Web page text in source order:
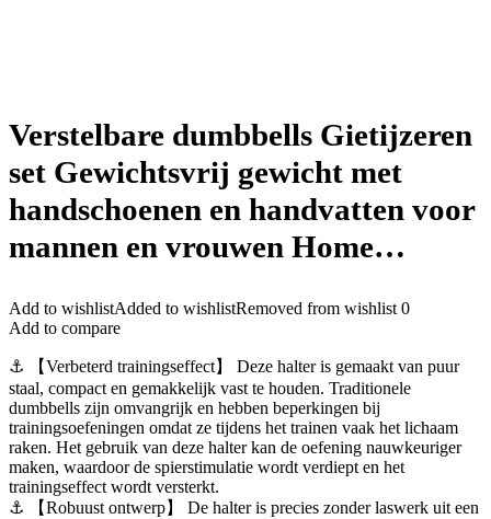
Verstelbare dumbbells Gietijzeren
set Gewichtsvrij gewicht met
handschoenen en handvatten voor
mannen en vrouwen Home…
Add to wishlistAdded to wishlistRemoved from wishlist 0
Add to compare
⚓ 【Verbeterd trainingseffect】 Deze halter is gemaakt van puur
staal, compact en gemakkelijk vast te houden. Traditionele
dumbbells zijn omvangrijk en hebben beperkingen bij
trainingsoefeningen omdat ze tijdens het trainen vaak het lichaam
raken. Het gebruik van deze halter kan de oefening nauwkeuriger
maken, waardoor de spierstimulatie wordt verdiept en het
trainingseffect wordt versterkt.
⚓ 【Robuust ontwerp】 De halter is precies zonder laswerk uit een